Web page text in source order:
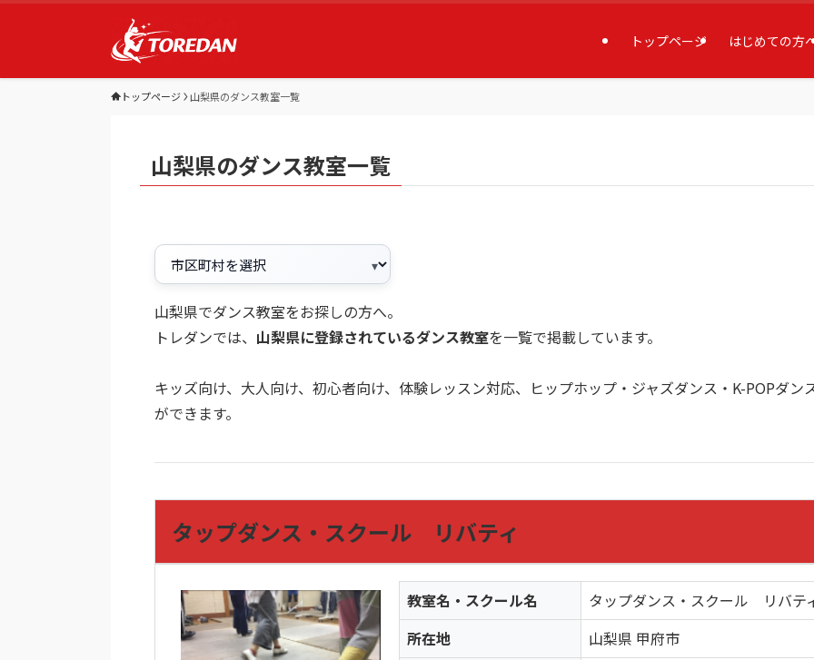
トップページ はじめての方
トップページ 山梨県のダンス教室一覧
山梨県のダンス教室一覧
山梨県でダンス教室をお探しの方へ。
トレダンでは、 山梨県に登録されているダンス教室を一覧で掲載しています。
キッズ向け、大人向け、初心者向け、体験レッスン対応、ヒップホップ・ジャズダンス・K-POPダ
ができます。
タップダンス・スクール リバティ
教室名・スクール名
タップダンス・スクール リバテ
所在地
山梨県 甲府市